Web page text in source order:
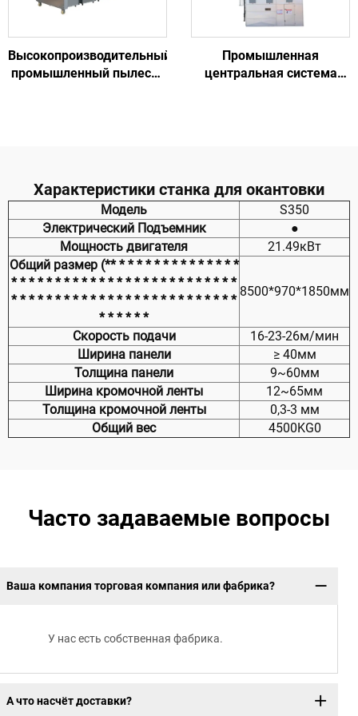
Высокопроизводительный
промышленный пылесос
Промышленная
центральная система
эффективностью для
деревообработки и
металлообработки
Характеристики станка для окантовки
Модель
S350
Электрический Подъемник
●
Мощность двигателя
21.49кВт
Общий размер (** * * * * * * * * * * * * * *
* * * * * * * * * * * * * * * * * * * * * * * * * *
* * * * * * * * * * * * * * * * * * * * * * * * * *
* * * * * *
8500*970*1850мм
Скорость подачи
16-23-26м/мин
Ширина панели
≥ 40мм
Толщина панели
9~60мм
Ширина кромочной ленты
12~65мм
Толщина кромочной ленты
0,3-3 мм
Общий вес
4500KG0
Часто задаваемые вопросы
Ваша компания торговая компания или фабрика?
У нас есть собственная фабрика.
А что насчёт доставки?